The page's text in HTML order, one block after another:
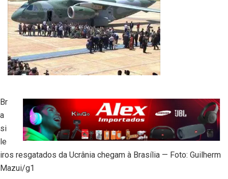
Br
a
si
le
iros resgatados da Ucrânia chegam à Brasília — Foto: Guilherm
Mazui/g1